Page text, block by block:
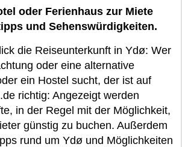
oder Ferienhaus zur Miete
und Sehenswürdigkeiten.
die Reiseunterkunft in Ydø: Wer
oder eine alternative
ein Hostel sucht, der ist auf
richtig: Angezeigt werden
in der Regel mit der Möglichkeit,
günstig zu buchen. Außerdem
rund um Ydø und Möglichkeiten